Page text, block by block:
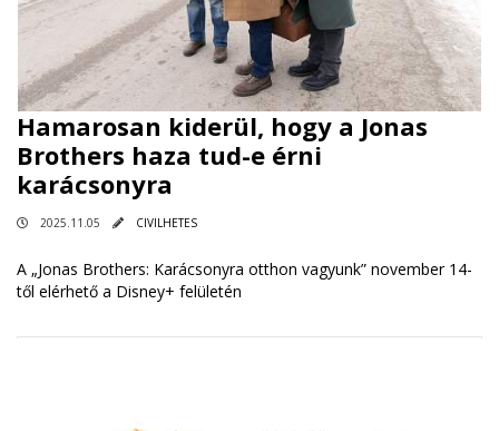
Hamarosan kiderül, hogy a Jonas
Brothers haza tud-e érni
karácsonyra
2025.11.05 CIVILHETES
A „Jonas Brothers: Karácsonyra otthon vagyunk” november 14-
től elérhető a Disney+ felületén